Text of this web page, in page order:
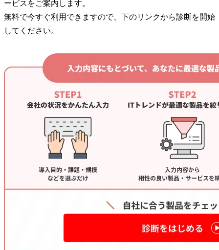
ービスをご案内します。
無料で今すぐ利用できますので、下のリンクから診断を開始
してください。